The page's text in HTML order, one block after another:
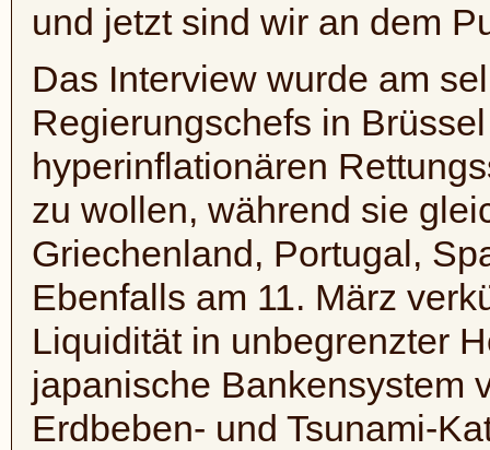
und jetzt sind wir an dem
Das Interview wurde am
Regierungschefs in
hyperinflationären
zu wollen, während sie
Griechenland, Portugal,
Ebenfalls am 11. März
Liquidität in unbegrenzter
japanische Bankensystem
Erdbeben- und Tsunami-